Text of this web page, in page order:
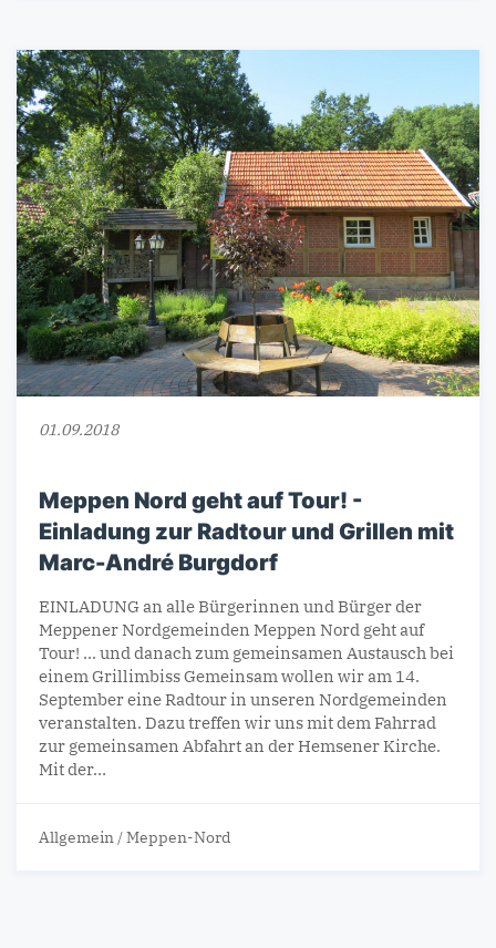
01.09.2018
Meppen Nord geht auf Tour! -
Einladung zur Radtour und Grillen mit
Marc-André Burgdorf
EINLADUNG an alle Bürgerinnen und Bürger der
Meppener Nordgemeinden Meppen Nord geht auf
Tour! ... und danach zum gemeinsamen Austausch bei
einem Grillimbiss Gemeinsam wollen wir am 14.
September eine Radtour in unseren Nordgemeinden
veranstalten. Dazu treffen wir uns mit dem Fahrrad
zur gemeinsamen Abfahrt an der Hemsener Kirche.
Mit der…
Allgemein /Meppen-Nord